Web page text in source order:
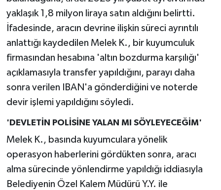
yaklaşık 1,8 milyon liraya satın aldığını belirtti.
İfadesinde, aracın devrine ilişkin süreci ayrıntılı
anlattığı kaydedilen Melek K., bir kuyumculuk
firmasından hesabına 'altın bozdurma karşılığı'
açıklamasıyla transfer yapıldığını, parayı daha
sonra verilen IBAN'a gönderdiğini ve noterde
devir işlemi yapıldığını söyledi.
'DEVLETİN POLİSİNE YALAN MI SÖYLEYECEĞİM'
Melek K., basında kuyumculara yönelik
operasyon haberlerini gördükten sonra, aracı
alma sürecinde yönlendirme yapıldığı iddiasıyla
Belediyenin Özel Kalem Müdürü Y.Y. ile